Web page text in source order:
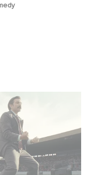
for Gaumont